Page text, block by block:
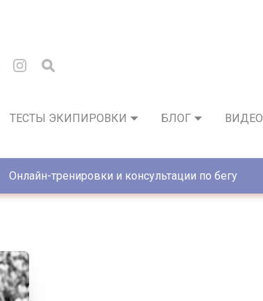
ТЕСТЫ ЭКИПИРОВКИ БЛОГ ВИДЕО
Онлайн-тренировки и консультации по бегу